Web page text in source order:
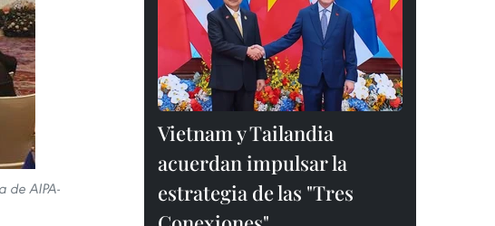
de AIPA-
Vietnam y Tailandia
acuerdan impulsar la
estrategia de las "Tres